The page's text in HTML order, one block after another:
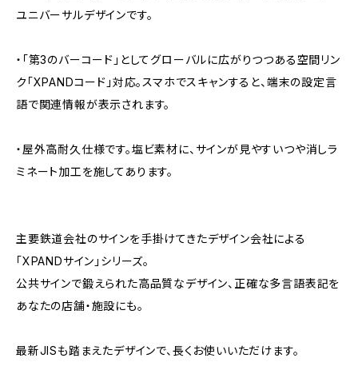
ユニバーサルデザインです。
・「第3のバーコード」としてグローバルに広がりつつある空間リン
ク「XPANDコード」対応。スマホでスキャンすると、端末の設定言
語で関連情報が表示されます。
・屋外高耐久仕様です。塩ビ素材に、サインが見やすいつや消しラ
ミネート加工を施してあります。
主要鉄道会社のサインを手掛けてきたデザイン会社による
「XPANDサイン」シリーズ。
公共サインで鍛えられた高品質なデザイン、正確な多言語表記を
あなたの店舗・施設にも。
最新JISも踏まえたデザインで、長くお使いいただけます。